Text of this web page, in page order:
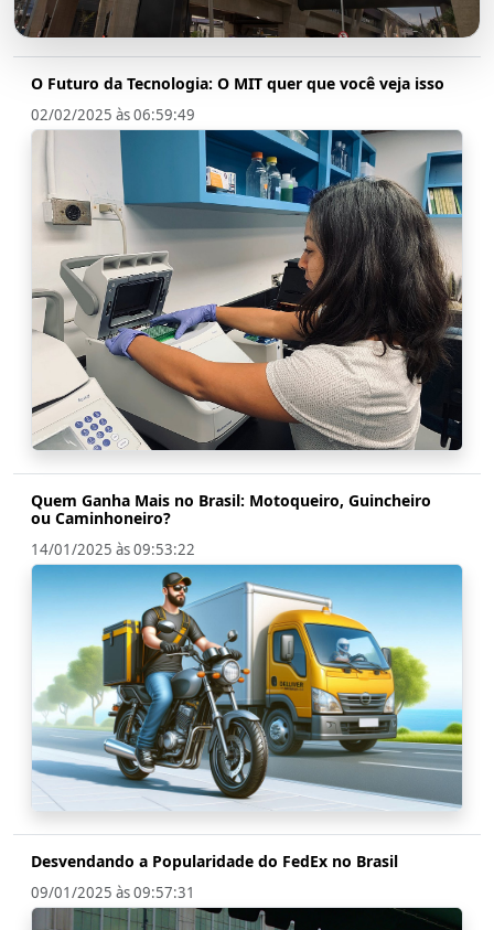
O Futuro da Tecnologia: O MIT quer que você veja isso
02/02/2025 às 06:59:49
Quem Ganha Mais no Brasil: Motoqueiro, Guincheiro
ou Caminhoneiro?
14/01/2025 às 09:53:22
Desvendando a Popularidade do FedEx no Brasil
09/01/2025 às 09:57:31